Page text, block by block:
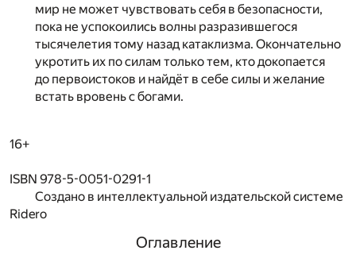
мир не может чувствовать себя в безопасности,
пока не успокоились волны разразившегося
тысячелетия тому назад катаклизма. Окончательно
укротить их по силам только тем, кто докопается
до первоистоков и найдёт в себе силы и желание
встать вровень с богами.
16+
ISBN 978-5-0051-0291-1
Создано в интеллектуальной издательской системе
Ridero
Оглавление